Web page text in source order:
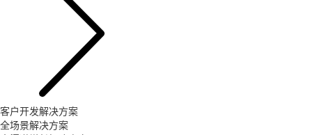
客户开发解决方案
全场景解决方案